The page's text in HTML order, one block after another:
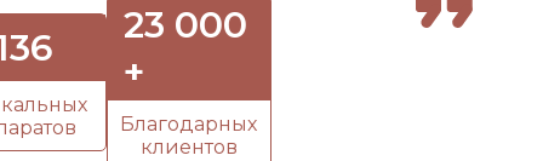
23 000
+
Благодарных
клиентов